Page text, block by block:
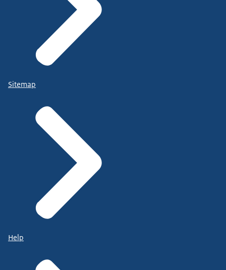
Sitemap
Help